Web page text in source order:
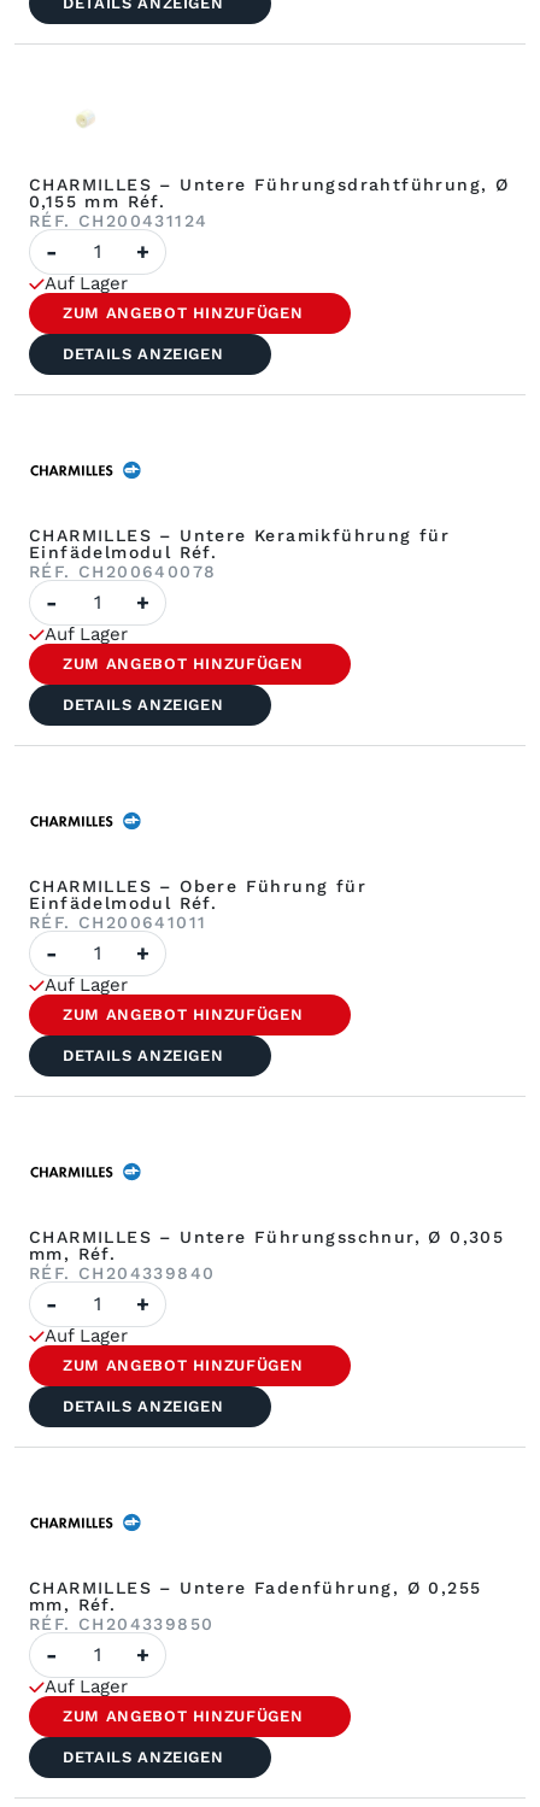
mm
Réf.
CHARMILLES – Untere Führungsdrahtführung, Ø
0,155 mm Réf.
RÉF. CH200431124
Anzahl
CHARMILLES
–
Unterfadenführung,
Ø
0,155
mm
Réf.
- +
Auf Lager
ZUM ANGEBOT HINZUFÜGEN
DETAILS ANZEIGEN
CHARMILLES – Untere Keramikführung für
Einfädelmodul Réf.
RÉF. CH200640078
Anzahl
CHARMILLES
–
Untere
Keramikführung
für
Einfädelmodul
Réf.
- +
Auf Lager
ZUM ANGEBOT HINZUFÜGEN
DETAILS ANZEIGEN
CHARMILLES – Obere Führung für
Einfädelmodul Réf.
RÉF. CH200641011
Anzahl
der
CHARMILLES
–
Obere
Führung
für
Einfädelmodul
Réf.
- +
Auf Lager
ZUM ANGEBOT HINZUFÜGEN
DETAILS ANZEIGEN
CHARMILLES – Untere Führungsschnur, Ø 0,305
mm, Réf.
RÉF. CH204339840
Anzahl
CHARMILLES
–
Untere
Führungsschnur,
Ø
0,305
mm,
Réf.
- +
Auf Lager
ZUM ANGEBOT HINZUFÜGEN
DETAILS ANZEIGEN
CHARMILLES – Untere Fadenführung, Ø 0,255
mm, Réf.
RÉF. CH204339850
Anzahl
CHARMILLES
–
Untere
Führungsschnur,
Ø
0,255
mm,
Réf.
- +
Auf Lager
ZUM ANGEBOT HINZUFÜGEN
DETAILS ANZEIGEN